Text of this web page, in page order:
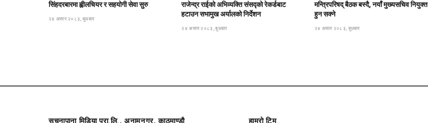
सिंहदरबारमा ह्वीलचियर र सहयोगी सेवा सुरु
२४ असार २०८३, बुधबार
राजेन्द्र राईको अभिव्यक्ति संसद्को रेकर्डबाट
हटाउन सभामुख अर्यालको निर्देशन
२४ असार २०८३, बुधबार
मन्त्रिपरिषद् बैठक बस्दै, नयाँ मुख्यसचिव नियुक्त
हुन सक्ने
२४ असार २०८३, बुधबार
सूचनापाना मिडिया प्रा.लि., अनामनगर, काठमाण्डौ हाम्रो टिम